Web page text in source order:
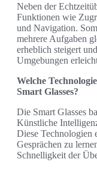
Neben der
Funktionen wie
und Navigation.
mehrere Aufgaben
erheblich steigert
Umgebungen
Welche
Smart Glasses?
Die Smart Glasses
Künstliche
Diese Technologien
Gesprächen zu
Schnelligkeit der